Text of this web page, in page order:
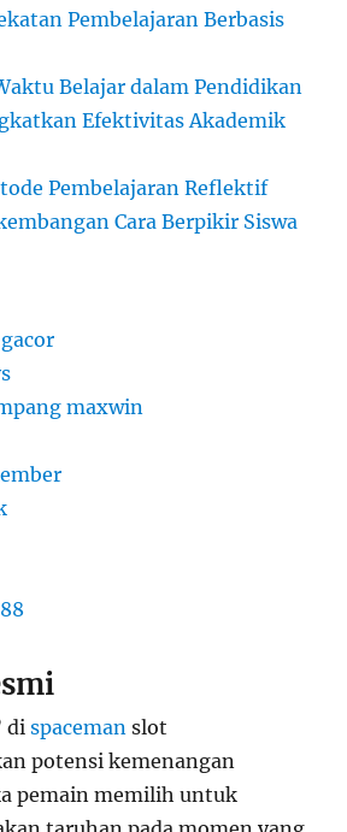
Pembelajaran Berbasis
Belajar dalam Pendidikan
Efektivitas Akademik
Pembelajaran Reflektif
Cara Berpikir Siswa
maxwin
dispaceman slot
potensi kemenangan
pemain memilih untuk